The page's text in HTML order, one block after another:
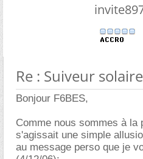
Re : Suiveur solaire
Bonjour F6BES,
Comme nous sommes à la
s'agissait une simple
au message perso que je